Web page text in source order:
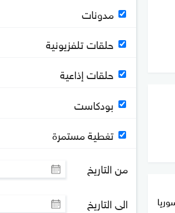
مدونات
حلقات تلفزيونية
حلقات إذاعية
بودكاست
تغطية مستمرة
من التاريخ
الى التاريخ